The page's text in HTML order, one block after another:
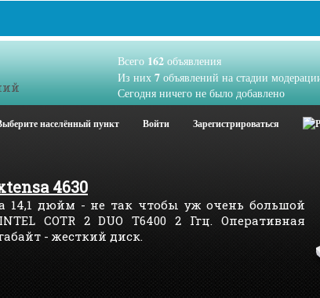
Всего 162 объявления
Из них 7 объявлений на стадии
Сегодня ничего не было добавлено
населённый пункт Войти Зарегистрироваться
4630
14,1 дюйм - не так чтобы уж очень большой
COTR 2 DUO T6400 2 Ггц. Оперативная
- жесткий диск.